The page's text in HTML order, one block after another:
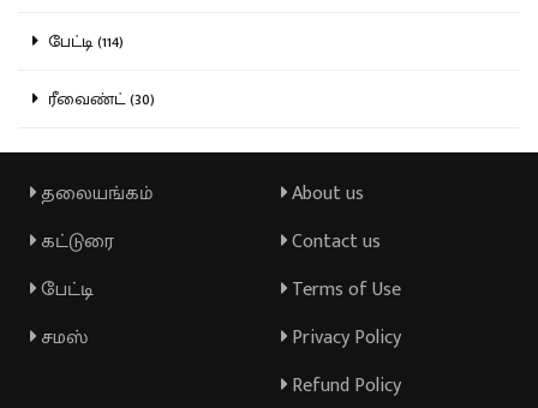
பேட்டி (114)
ரீவைண்ட் (30)
தலையங்கம்
கட்டுரை
பேட்டி
சமஸ்
About us
Contact us
Terms of Use
Privacy Policy
Refund Policy